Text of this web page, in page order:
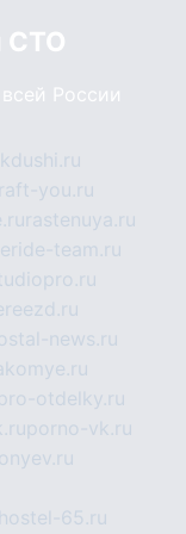
СТО
России
you.ru
rastenuya.ru
team.ru
news.ru
pro-otdelky.ru
porno-vk.ru
hostel-65.ru